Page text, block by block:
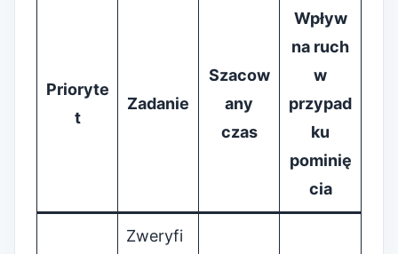
Prioryte
t
Zadanie
Szacow
any
czas
Wpływ
na ruch
w
przypad
ku
pominię
cia
Zweryfi